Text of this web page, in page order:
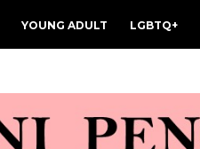
YOUNG ADULT LGBTQ+